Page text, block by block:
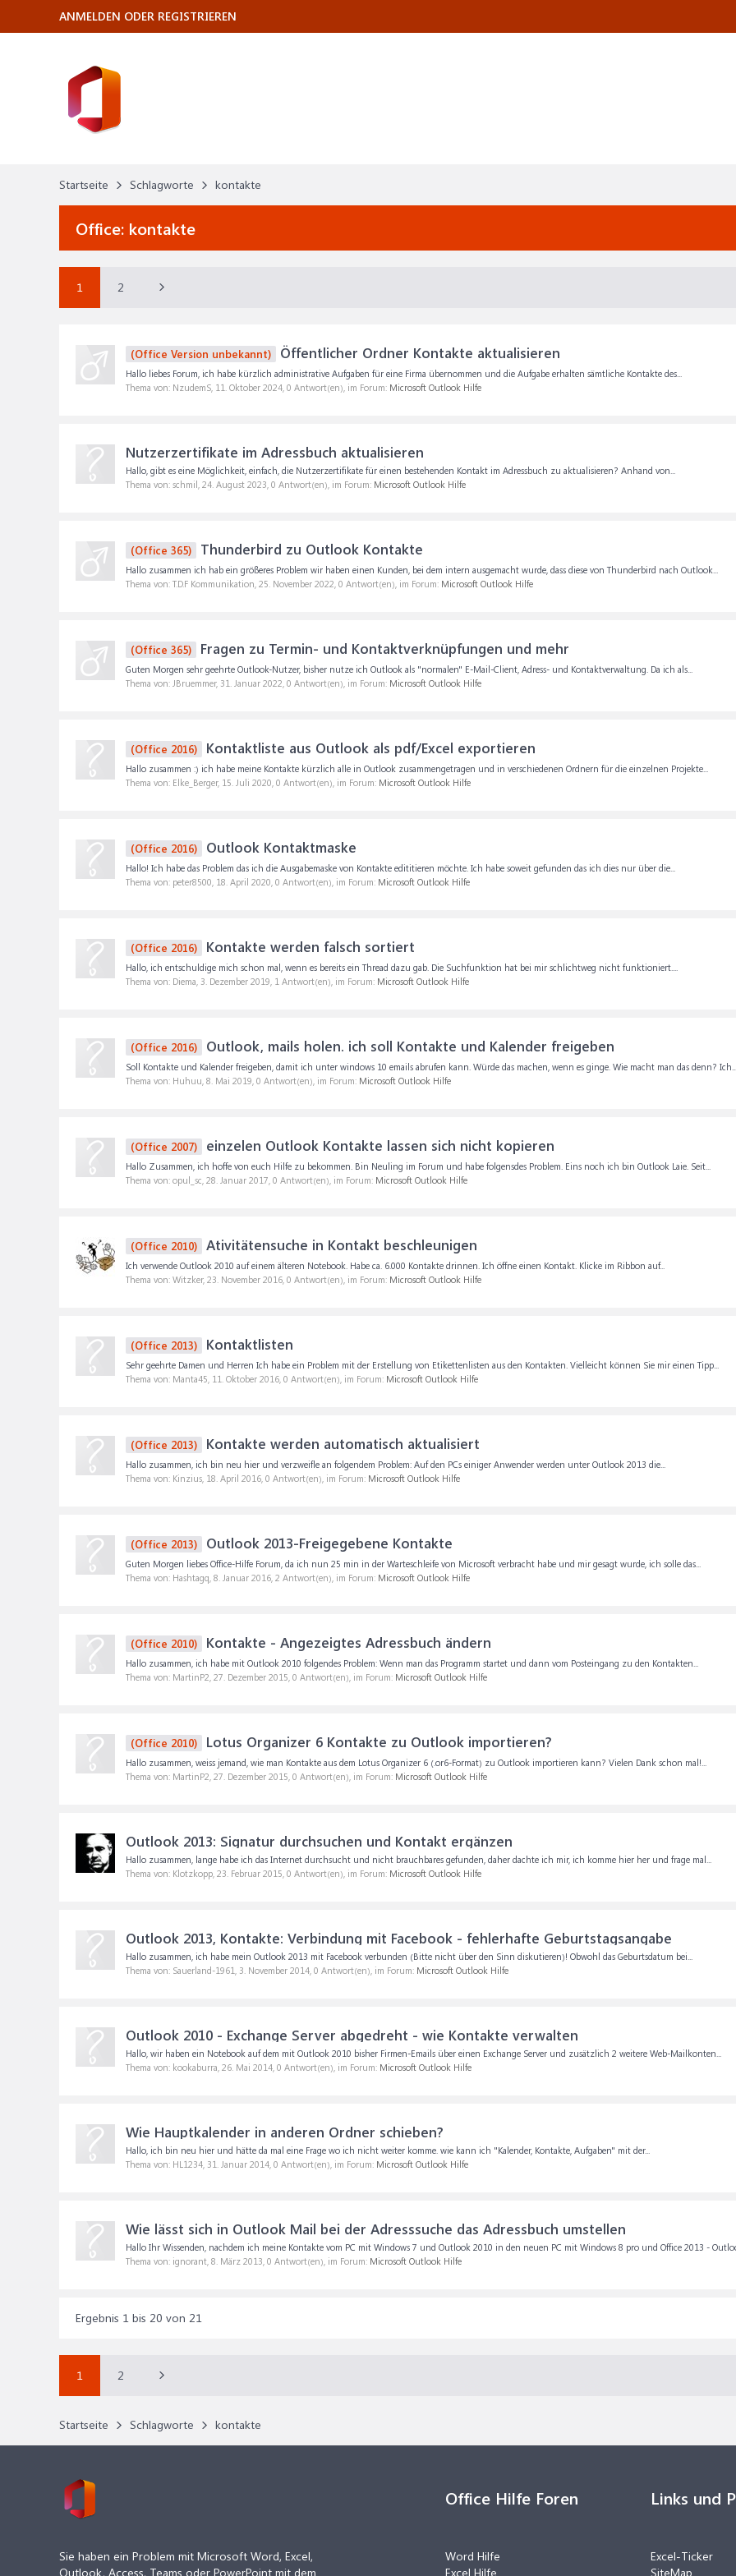
Startseite Schlagworte kontakte
Office: kontakte
1 2
(Office Version unbekannt) Öffentlicher Ordner Kontakte aktualisieren
Hallo liebes Forum, ich habe kürzlich administrative Aufgaben für eine Firma übernommen und die Aufgabe erhalten sämtliche Kontakte des...
Thema von: NzudemS, 11. Oktober 2024, 0 Antwort(en), im Forum: Microsoft Outlook Hilfe
Nutzerzertifikate im Adressbuch aktualisieren
Hallo, gibt es eine Möglichkeit, einfach, die Nutzerzertifikate für einen bestehenden Kontakt im Adressbuch zu aktualisieren? Anhand von...
Thema von: schmil, 24. August 2023, 0 Antwort(en), im Forum: Microsoft Outlook Hilfe
(Office 365) Thunderbird zu Outlook Kontakte
Hallo zusammen ich hab ein größeres Problem wir haben einen Kunden, bei dem intern ausgemacht wurde, dass diese von Thunderbird nach Outlook...
Thema von: T.D.F Kommunikation, 25. November 2022, 0 Antwort(en), im Forum: Microsoft Outlook Hilfe
(Office 365) Fragen zu Termin- und Kontaktverknüpfungen und mehr
Guten Morgen sehr geehrte Outlook-Nutzer, bisher nutze ich Outlook als "normalen" E-Mail-Client, Adress- und Kontaktverwaltung. Da ich als...
Thema von: JBruemmer, 31. Januar 2022, 0 Antwort(en), im Forum: Microsoft Outlook Hilfe
(Office 2016) Kontaktliste aus Outlook als pdf/Excel exportieren
Hallo zusammen :) ich habe meine Kontakte kürzlich alle in Outlook zusammengetragen und in verschiedenen Ordnern für die einzelnen Projekte...
Thema von: Elke_Berger, 15. Juli 2020, 0 Antwort(en), im Forum: Microsoft Outlook Hilfe
(Office 2016) Outlook Kontaktmaske
Hallo! Ich habe das Problem das ich die Ausgabemaske von Kontakte edititieren möchte. Ich habe soweit gefunden das ich dies nur über die...
Thema von: peter8500, 18. April 2020, 0 Antwort(en), im Forum: Microsoft Outlook Hilfe
(Office 2016) Kontakte werden falsch sortiert
Hallo, ich entschuldige mich schon mal, wenn es bereits ein Thread dazu gab. Die Suchfunktion hat bei mir schlichtweg nicht funktioniert....
Thema von: Diema, 3. Dezember 2019, 1 Antwort(en), im Forum: Microsoft Outlook Hilfe
(Office 2016) Outlook, mails holen. ich soll Kontakte und Kalender freigeben
Soll Kontakte und Kalender freigeben, damit ich unter windows 10 emails abrufen kann. Würde das machen, wenn es ginge. Wie macht man das denn? Ich...
Thema von: Huhuu, 8. Mai 2019, 0 Antwort(en), im Forum: Microsoft Outlook Hilfe
(Office 2007) einzelen Outlook Kontakte lassen sich nicht kopieren
Hallo Zusammen, ich hoffe von euch Hilfe zu bekommen. Bin Neuling im Forum und habe folgensdes Problem. Eins noch ich bin Outlook Laie. Seit...
Thema von: opul_sc, 28. Januar 2017, 0 Antwort(en), im Forum: Microsoft Outlook Hilfe
(Office 2010) Ativitätensuche in Kontakt beschleunigen
Ich verwende Outlook 2010 auf einem älteren Notebook. Habe ca. 6.000 Kontakte drinnen. Ich öffne einen Kontakt. Klicke im Ribbon auf...
Thema von: Witzker, 23. November 2016, 0 Antwort(en), im Forum: Microsoft Outlook Hilfe
(Office 2013) Kontaktlisten
Sehr geehrte Damen und Herren Ich habe ein Problem mit der Erstellung von Etikettenlisten aus den Kontakten. Vielleicht können Sie mir einen Tipp...
Thema von: Manta45, 11. Oktober 2016, 0 Antwort(en), im Forum: Microsoft Outlook Hilfe
(Office 2013) Kontakte werden automatisch aktualisiert
Hallo zusammen, ich bin neu hier und verzweifle an folgendem Problem: Auf den PCs einiger Anwender werden unter Outlook 2013 die...
Thema von: Kinzius, 18. April 2016, 0 Antwort(en), im Forum: Microsoft Outlook Hilfe
(Office 2013) Outlook 2013-Freigegebene Kontakte
Guten Morgen liebes Office-Hilfe Forum, da ich nun 25 min in der Warteschleife von Microsoft verbracht habe und mir gesagt wurde, ich solle das...
Thema von: Hashtagq, 8. Januar 2016, 2 Antwort(en), im Forum: Microsoft Outlook Hilfe
(Office 2010) Kontakte - Angezeigtes Adressbuch ändern
Hallo zusammen, ich habe mit Outlook 2010 folgendes Problem: Wenn man das Programm startet und dann vom Posteingang zu den Kontakten...
Thema von: MartinP2, 27. Dezember 2015, 0 Antwort(en), im Forum: Microsoft Outlook Hilfe
(Office 2010) Lotus Organizer 6 Kontakte zu Outlook importieren?
Hallo zusammen, weiss jemand, wie man Kontakte aus dem Lotus Organizer 6 (.or6-Format) zu Outlook importieren kann? Vielen Dank schon mal!...
Thema von: MartinP2, 27. Dezember 2015, 0 Antwort(en), im Forum: Microsoft Outlook Hilfe
Outlook 2013: Signatur durchsuchen und Kontakt ergänzen
Hallo zusammen, lange habe ich das Internet durchsucht und nicht brauchbares gefunden, daher dachte ich mir, ich komme hier her und frage mal...
Thema von: Klotzkopp, 23. Februar 2015, 0 Antwort(en), im Forum: Microsoft Outlook Hilfe
Outlook 2013, Kontakte: Verbindung mit Facebook - fehlerhafte Geburtstagsangabe
Hallo zusammen, ich habe mein Outlook 2013 mit Facebook verbunden (Bitte nicht über den Sinn diskutieren)! Obwohl das Geburtsdatum bei...
Thema von: Sauerland-1961, 3. November 2014, 0 Antwort(en), im Forum: Microsoft Outlook Hilfe
Outlook 2010 - Exchange Server abgedreht - wie Kontakte verwalten
Hallo, wir haben ein Notebook auf dem mit Outlook 2010 bisher Firmen-Emails über einen Exchange Server und zusätzlich 2 weitere Web-Mailkonten...
Thema von: kookaburra, 26. Mai 2014, 0 Antwort(en), im Forum: Microsoft Outlook Hilfe
Wie Hauptkalender in anderen Ordner schieben?
Hallo, ich bin neu hier und hätte da mal eine Frage wo ich nicht weiter komme. wie kann ich "Kalender, Kontakte, Aufgaben" mit der...
Thema von: HL1234, 31. Januar 2014, 0 Antwort(en), im Forum: Microsoft Outlook Hilfe
Wie lässt sich in Outlook Mail bei der Adresssuche das Adressbuch umstellen
Hallo Ihr Wissenden, nachdem ich meine Kontakte vom PC mit Windows 7 und Outlook 2010 in den neuen PC mit Windows 8 pro und Office 2013 -
Thema von: ignorant, 8. März 2013, 0 Antwort(en), im Forum: Microsoft Outlook Hilfe
Ergebnis 1 bis 20 von 21
1 2
Startseite Schlagworte kontakte
ANMELDEN ODER REGISTRIEREN
Sie haben ein Problem mit Microsoft Word, Excel,
Outlook, Access, Teams oder PowerPoint mit dem
Office Hilfe Foren
Word Hilfe
Excel Hilfe
Links und
Excel-Ticker
SiteMap